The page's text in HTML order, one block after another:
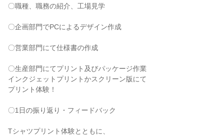
〇職種、職務の紹介、工場見学
〇企画部門でPCによるデザイン作成
〇営業部門にて仕様書の作成
〇生産部門にてプリント及びパッケージ作業
インクジェットプリントかスクリーン版にて
プリント体験！
〇1日の振り返り・フィードバック
Tシャツプリント体験とともに、